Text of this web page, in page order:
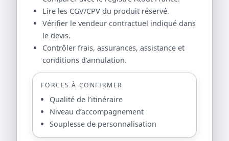
Lire les CGV/CPV du produit réservé.
Vérifier le vendeur contractuel indiqué dans
le devis.
Contrôler frais, assurances, assistance et
conditions d’annulation.
FORCES À CONFIRMER
Qualité de l’itinéraire
Niveau d’accompagnement
Souplesse de personnalisation